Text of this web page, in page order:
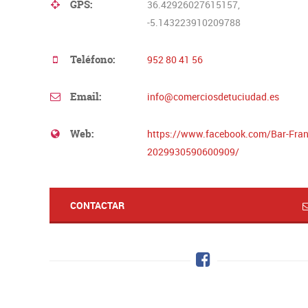
GPS:
36.42926027615157,
-5.143223910209788
Teléfono: 952 80 41 56
Email: info@comerciosdetuciudad.es
Web:
https://www.facebook.com/Bar-
2029930590600909/
CONTACTAR